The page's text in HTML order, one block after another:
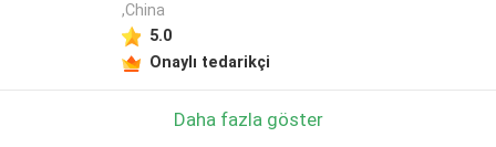
,China
5.0
Onaylı tedarikçi
Daha fazla göster